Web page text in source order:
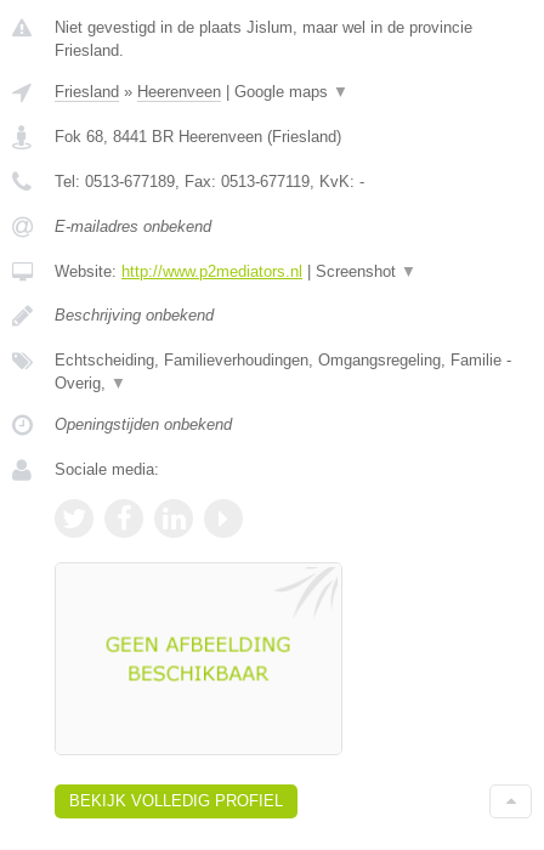
Niet gevestigd in de plaats Jislum, maar wel in de provincie
Friesland.
Friesland » Heerenveen Google maps ▼
Fok 68, 8441 BR Heerenveen (Friesland)
Tel: 0513-677189, Fax: 0513-677119, KvK: -
E-mailadres onbekend
Website: http://www.p2mediators.nl Screenshot ▼
Beschrijving onbekend
Echtscheiding, Familieverhoudingen, Omgangsregeling, Familie -
Overig, ▼
Openingstijden onbekend
Sociale media:
BEKIJK VOLLEDIG PROFIEL